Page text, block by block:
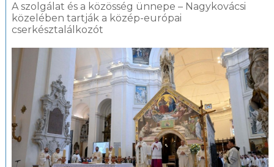
A szolgálat és a közösség ünnepe – Nagykovácsi
közelében tartják a közép-európai
cserkésztalálkozót